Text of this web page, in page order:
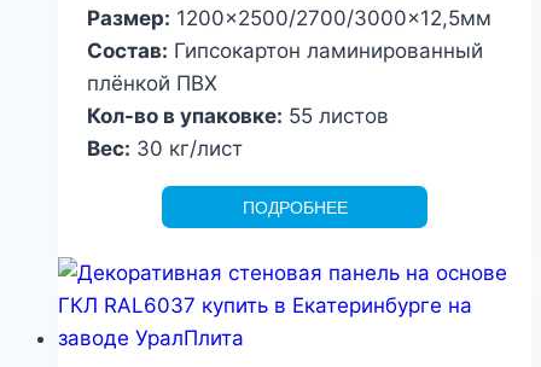
Размер: 1200×2500/2700/3000×12,5мм
Состав: Гипсокартон ламинированный
плёнкой ПВХ
Кол-во в упаковке: 55 листов
Вес: 30 кг/лист
ПОДРОБНЕЕ